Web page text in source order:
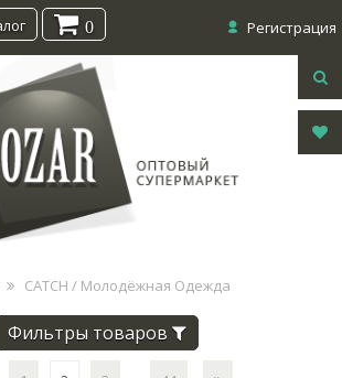
Регистрация
0
CATCH / Молодёжная Одежда
Фильтры товаров